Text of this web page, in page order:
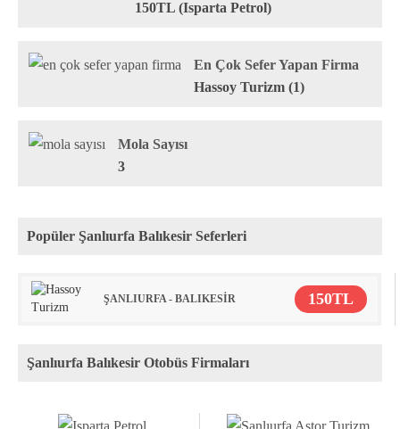
150TL (Isparta Petrol)
En Çok Sefer Yapan Firma
Hassoy Turizm (1)
Mola Sayısı
3
Popüler Şanlıurfa Balıkesir Seferleri
ŞANLIURFA - BALIKESİR 150TL
Şanlıurfa Balıkesir Otobüs Firmaları